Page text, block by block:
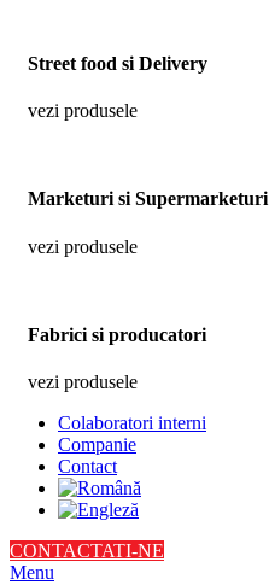
Street food si Delivery
vezi produsele
Marketuri si Supermarketuri
vezi produsele
Fabrici si producatori
vezi produsele
Colaboratori interni
Companie
Contact
CONTACTATI-NE
Menu